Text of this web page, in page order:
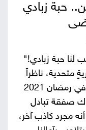
بنا
البحث
حبة زبادي
لنا حبة زبادي!"
متحدية، ناظراً
إلى ذلك الوسيط الحوثي الذي جاء في رمضان 2021
صفقة تبادل
مجرد كاذب آخر،